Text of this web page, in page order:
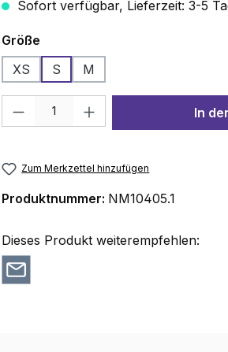
Sofort verfügbar, Lieferzeit: 3-5
Größe
XS
S M
Produkt Anzahl: Gib den gewünschten
In
Zum Merkzettel hinzufügen
Produktnummer: NM10405.1
Dieses Produkt weiterempfehlen: